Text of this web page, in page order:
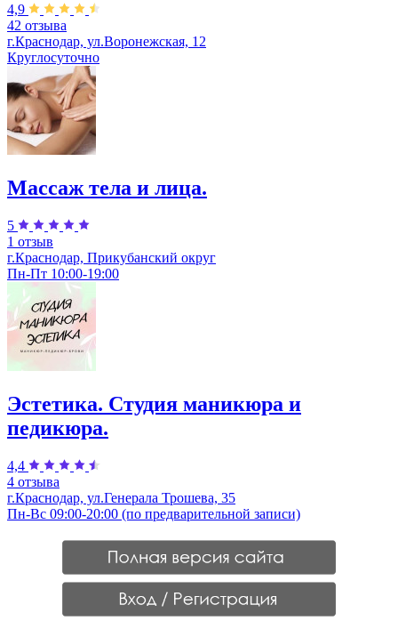
4,9
42 отзыва
г.Краснодар, ул.Воронежская, 12
Круглосуточно
Массаж тела и лица.
5
1 отзыв
г.Краснодар, Прикубанский округ
Пн-Пт 10:00-19:00
Эстетика. Студия маникюра и
педикюра.
4,4
4 отзыва
г.Краснодар, ул.Генерала Трошева, 35
Пн-Вс 09:00-20:00 (по предварительной записи)